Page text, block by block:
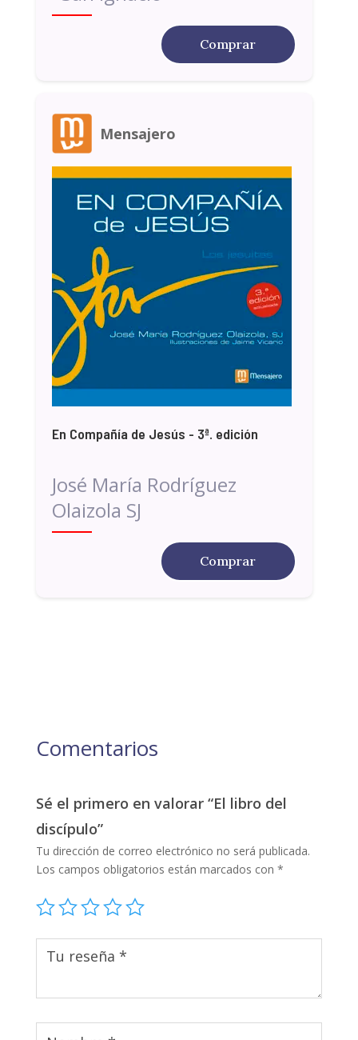
Comprar
Mensajero
En Compañía de Jesús - 3ª. edición
José María Rodríguez
Olaizola SJ
Comprar
Comentarios
Sé el primero en valorar “El libro del
discípulo”
Tu dirección de correo electrónico no será publicada.
Los campos obligatorios están marcados con *